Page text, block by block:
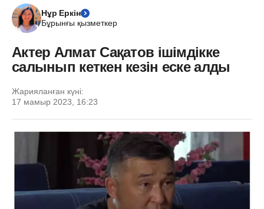
Нұр Еркін
Бұрынғы қызметкер
Актер Алмат Сақатов ішімдікке
салынып кеткен кезін еске алды
Жарияланған күні:
17 мамыр 2023, 16:23